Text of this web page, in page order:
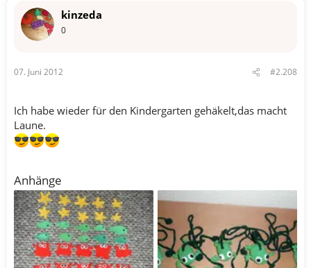
kinzeda
0
07. Juni 2012 #2.208
Ich habe wieder für den Kindergarten gehäkelt,das macht
Laune.
Anhänge